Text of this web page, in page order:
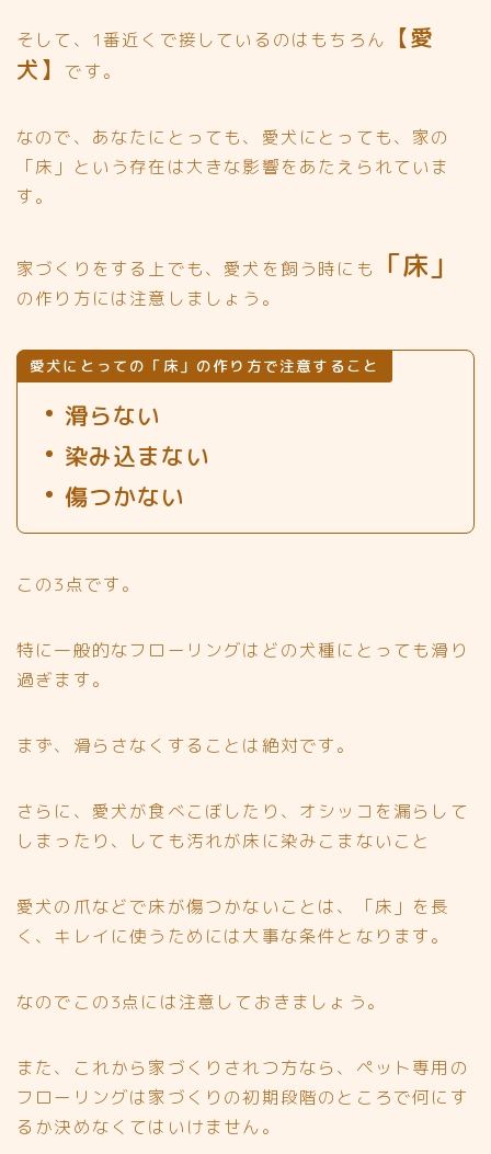
そして、1番近くで接しているのはもちろん
【愛
犬】
です。
なので、 あなたにとっても、愛犬にとっても、家の
「床」という存在は大きな影響をあたえられていま
す。
家づくりをする上でも、愛犬を飼う時にも 「床」
の作り方には注意しましょう。
愛犬にとっての「床」の作り方で注意すること
滑らない
染み込まない
傷つかない
この3点です。
特に一般的なフローリングはどの犬種にとっても滑り
過ぎます。
まず、 滑らさなくすることは絶対です。
さらに、愛犬が食べこぼしたり、オシッコを漏らして
しまったり、しても汚れが床に染みこまない こと
愛犬の爪などで床が傷つかない ことは、「床」を長
く、キレイに使うためには大事な条件となります。
なのでこの3点には注意しておきましょう。
また、これから家づくりされつ方なら、ペット専用の
フローリングは家づくりの初期段階のところで何にす
るか決めなくてはいけません。